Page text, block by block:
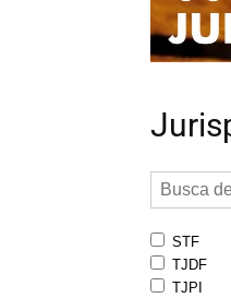
STF
TJDF
TJPI